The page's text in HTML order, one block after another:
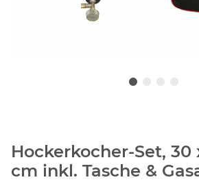
Hockerkocher-Set, 30
cm inkl. Tasche &